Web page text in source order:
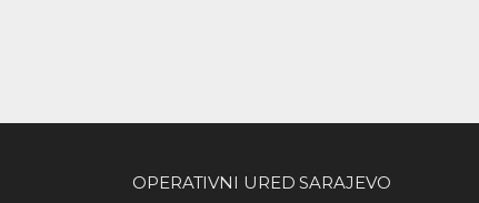
OPERATIVNI URED SARAJEVO